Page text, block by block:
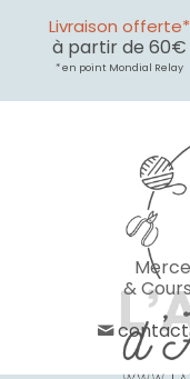
Livraison offerte*
à partir de 60€
* en point Mondial Relay
&